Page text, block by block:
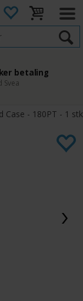
betaling
Svea
returfrist
Case - 180PT - 1 stk